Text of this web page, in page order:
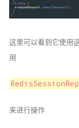
这里可以看到它使用
用
来进行操作